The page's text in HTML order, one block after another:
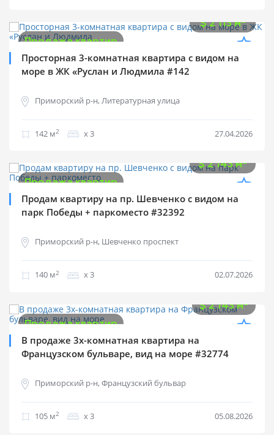
$2 113 м2
Продажа квартир
Просторная 3-комнатная квартира с видом на
море в ЖК «Руслан и Людмила #142
Приморский р-н, Литературная улица
142 м2 х 3 27.04.2026
$2 143 м2
Продажа квартир
Продам квартиру на пр. Шевченко с видом на
парк Победы + паркоместо #32392
Приморский р-н, Шевченко проспект
140 м2 х 3 02.07.2026
$2 143 м2
Продажа квартир
В продаже 3х-комнатная квартира на
Французском бульваре, вид на море #32774
Приморский р-н, Французский бульвар
105 м2 х 3 05.08.2026